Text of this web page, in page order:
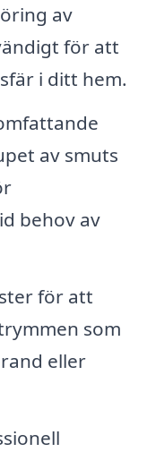
av
för att
i ditt hem.
av smuts
behov av
för att
som
eller